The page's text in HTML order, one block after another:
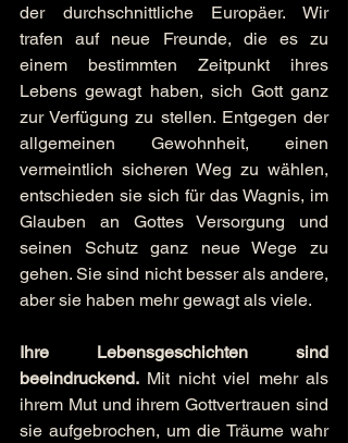
der durchschnittliche Europäer. Wir
trafen auf neue Freunde, die es zu
einem bestimmten Zeitpunkt ihres
Lebens gewagt haben, sich Gott ganz
zur Verfügung zu stellen. Entgegen der
allgemeinen Gewohnheit, einen
vermeintlich sicheren Weg zu wählen,
entschieden sie sich für das Wagnis, im
Glauben an Gottes Versorgung und
seinen Schutz ganz neue Wege zu
gehen. Sie sind nicht besser als andere,
aber sie haben mehr gewagt als viele.
Ihre Lebensgeschichten sind
beeindruckend. Mit nicht viel mehr als
ihrem Mut und ihrem Gottvertrauen sind
sie aufgebrochen, um die Träume wahr